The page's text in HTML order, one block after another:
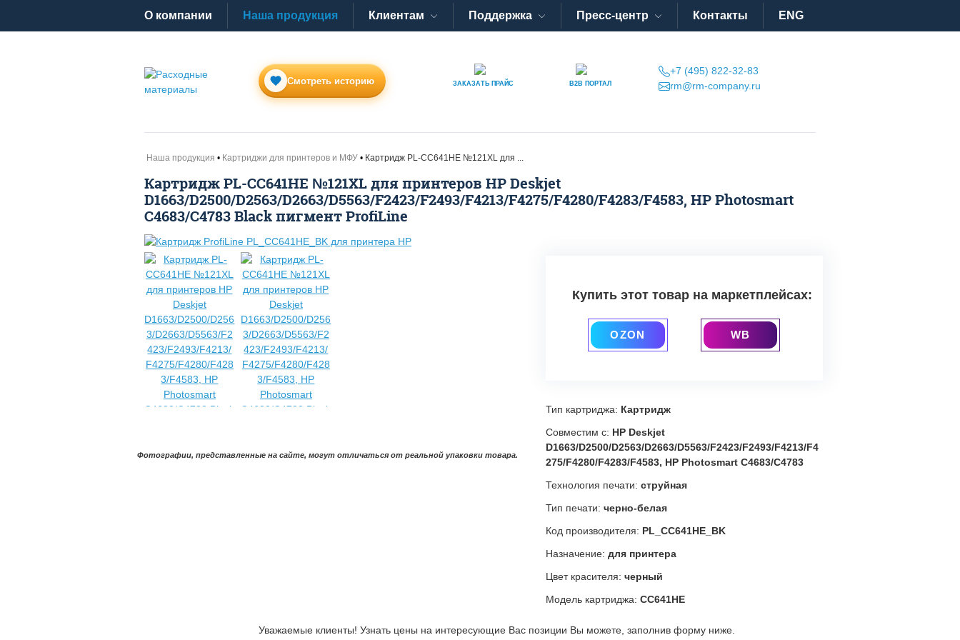
O компании Наша продукция Клиентам Поддержка Пресс-центр Контакты ENG
Смотреть историю ЗАКАЗАТЬ ПРАЙС B2B ПОРТАЛ
+7 (495) 822-32-83
rm@rm-company.ru
Наша продукция Картриджи для принтеров и МФУ Картридж PL-CC641HE №121XL для ...
Картридж PL-CC641HE №121XL для принтеров HP Deskjet
D1663/D2500/D2563/D2663/D5563/F2423/F2493/F4213/F4275/F4280/F4283/F4583, HP Photosmart
C4683/C4783 Black пигмент ProfiLine
Фотографии, представленные на сайте, могут отличаться от реальной упаковки товара.
Купить этот товар на маркетплейсах:
OZON WB
Тип картриджа: Картридж
Совместим с: HP Deskjet
D1663/D2500/D2563/D2663/D5563/F2423/F2493/F4213/F4
275/F4280/F4283/F4583, HP Photosmart C4683/C4783
Технология печати: струйная
Тип печати: черно-белая
Код производителя: PL_CC641HE_BK
Назначение: для принтера
Цвет красителя: черный
Модель картриджа: CC641HE
Уважаемые клиенты! Узнать цены на интересующие Вас позиции Вы можете, заполнив форму ниже.